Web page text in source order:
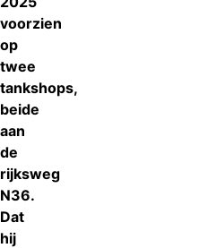
voorzien
op
twee
tankshops,
beide
aan
de
rijksweg
N36.
Dat
hij